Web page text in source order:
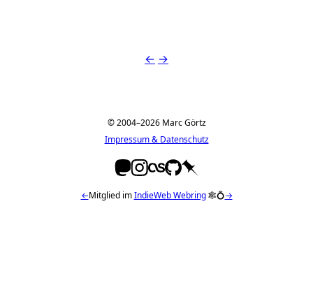
← →
© 2004–2026 Marc Görtz
Impressum & Datenschutz
←Mitglied imIndieWeb Webring🕸💍→